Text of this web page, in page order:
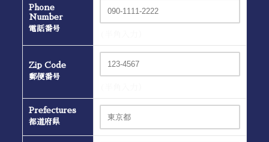
Phone
Number
電話番号
Zip Code
郵便番号
Prefectures
都道府県